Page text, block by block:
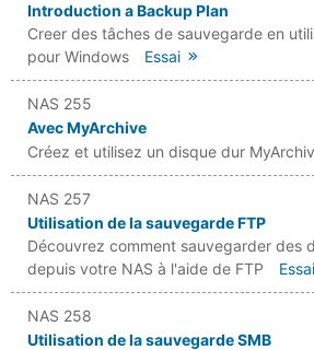
Introduction a Backup Plan
Creer des tâches de sauvegarde en
pour Windows
Essai
NAS 255
Avec MyArchive
Créez et utilisez un disque dur
NAS 257
Utilisation de la sauvegarde FTP
Découvrez comment sauvegarder des
depuis votre NAS à l'aide de FTP
Essai
NAS 258
Utilisation de la sauvegarde SMB